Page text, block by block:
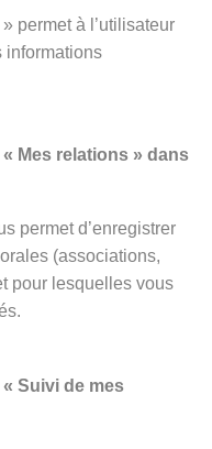
permet à l’utilisateur
informations
Mes relations » dans
permet d’enregistrer
(associations,
pour lesquelles vous
Suivi de mes